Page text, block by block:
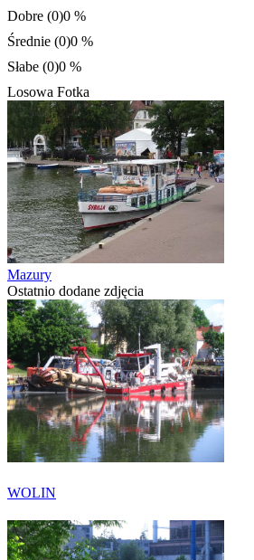
Dobre (0)0 %
Średnie (0)0 %
Słabe (0)0 %
Losowa Fotka
Mazury
Ostatnio dodane zdjęcia
WOLIN